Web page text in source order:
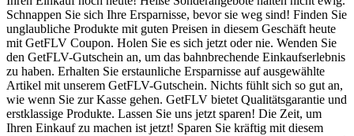
Schnappen Sie sich Ihre Ersparnisse, bevor sie weg sind! Finden Sie
unglaubliche Produkte mit guten Preisen in diesem Geschäft heute
mit GetFLV Coupon. Holen Sie es sich jetzt oder nie. Wenden Sie
den GetFLV-Gutschein an, um das bahnbrechende Einkaufserlebnis
zu haben. Erhalten Sie erstaunliche Ersparnisse auf ausgewählte
Artikel mit unserem GetFLV-Gutschein. Nichts fühlt sich so gut an,
wie wenn Sie zur Kasse gehen. GetFLV bietet Qualitätsgarantie und
erstklassige Produkte. Lassen Sie uns jetzt sparen! Die Zeit, um
Ihren Einkauf zu machen ist jetzt! Sparen Sie kräftig mit diesem